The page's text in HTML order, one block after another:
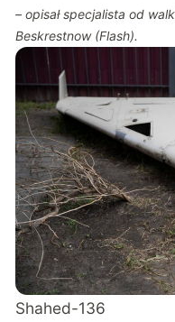
–opisał specjalista od
Beskrestnow (Flash).
Shahed-136